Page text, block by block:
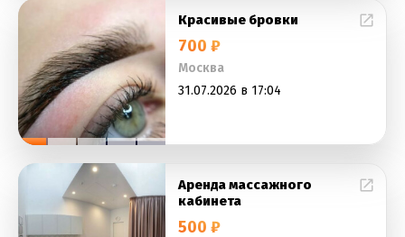
Красивые бровки
700 ₽
Москва
31.07.2026 в 17:04
Аренда массажного
кабинета
500 ₽